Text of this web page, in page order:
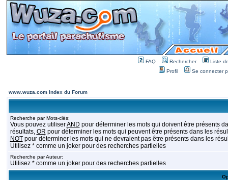
FAQ Rechercher
Liste
Profil
Se connecter
www.wuza.com Index du Forum
Recherche par Mots-clés:
Vous pouvez utiliserAND pour déterminer les mots qui doivent être présents
résultats, OR pour déterminer les mots qui peuvent être présents dans les
NOTpour déterminer les mots qui ne devraient pas être présents dans les
Utilisez * comme un joker pour des recherches partielles
Recherche par Auteur:
Utilisez * comme un joker pour des recherches partielles